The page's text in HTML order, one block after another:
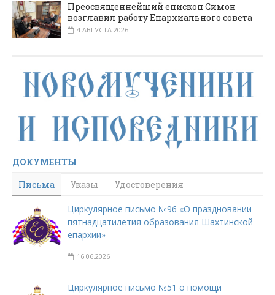
Преосвященнейший епископ Симон
возглавил работу Епархиального совета
4 АВГУСТА 2026
ДОКУМЕНТЫ
Письма
Указы Удостоверения
Циркулярное письмо №96 «О праздновании
пятнадцатилетия образования Шахтинской
епархии»
16.06.2026
Циркулярное письмо №51 о помощи